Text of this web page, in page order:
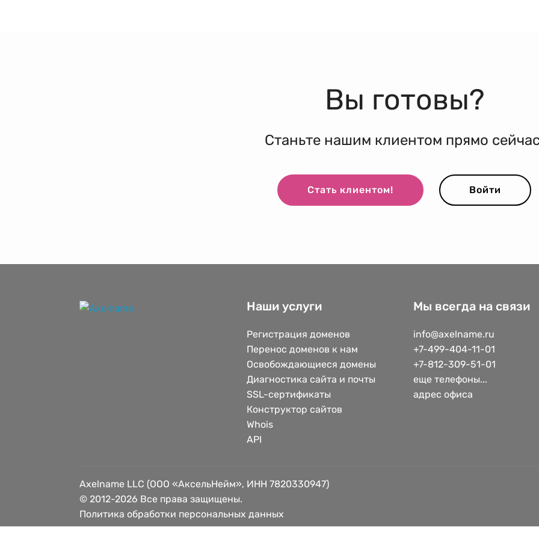
Вы готовы?
Станьте нашим клиентом прямо
Стать клиентом! Войти
Наши услуги
Регистрация доменов
Перенос доменов к нам
Освобождающиеся домены
Диагностика сайта и почты
SSL-сертификаты
Конструктор сайтов
Whois
API
Мы всегда на связи
info@axelname.ru
+7-499-404-11-01
+7-812-309-51-01
еще телефоны...
адрес офиса
Axelname LLC (ООО «АксельНейм», ИНН 7820330947)
© 2012-2026 Все права защищены.
Политика обработки персональных данных